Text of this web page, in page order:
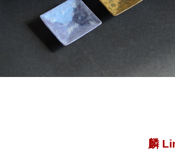
麟